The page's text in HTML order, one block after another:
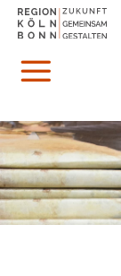
Menü